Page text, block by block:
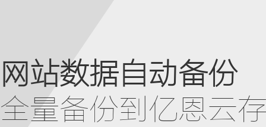
网站数据自动备份
全量备份到亿恩云